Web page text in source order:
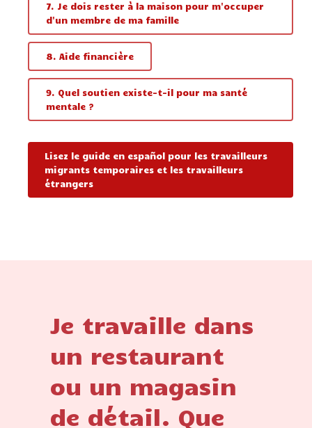
7. Je dois rester à la maison pour m'occuper
d'un membre de ma famille
8. Aide financière
9. Quel soutien existe-t-il pour ma santé
mentale ?
Lisez le guide en español pour les travailleurs
migrants temporaires et les travailleurs
étrangers
Je travaille dans
un restaurant
ou un magasin
de détail. Que